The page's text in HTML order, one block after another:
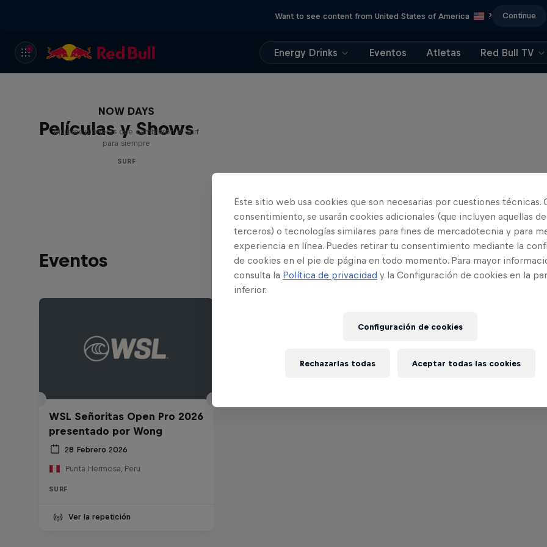
Want to see content from United States of America ? Continue
Energy Drinks Eventos Atletas Red Bull TV
Películas y Shows
NOW DAYS
Mujeres pioneras que cambiaron el surf
para siempre
SURF
Eventos
WSL Señoritas Open Pro 2026
presentado por Wong
28 Febrero 2026
Punta Hermosa, Peru
SURF
Ver la repetición
Este sitio web usa cookies que son necesarias por cuestiones técnicas.
consentimiento, se usarán cookies adicionales (que incluyen aquellas de
terceros) o tecnologías similares para fines de mercadotecnia y para
experiencia en línea. Puedes retirar tu consentimiento mediante la
de cookies en el pie de página en todo momento. Para mayor
consulta la Política de privacidad y la Configuración de cookies en la
inferior.
Configuración de cookies
Rechazarlas todas Aceptar todas las cookies